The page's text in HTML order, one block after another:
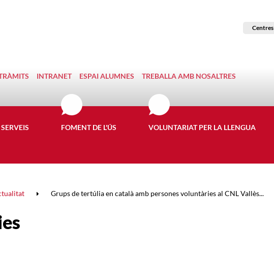
Centres
INTRANET ESPAI ALUMNES TREBALLA AMB NOSALTRES
FOMENT DE L'ÚS VOLUNTARIAT PER LA LLENGUA
Grups de tertúlia en català amb persones voluntàries al CNL Vallès...